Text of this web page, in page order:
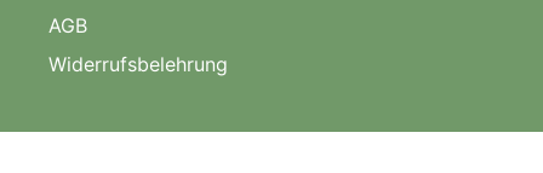
AGB
Widerrufsbelehrung